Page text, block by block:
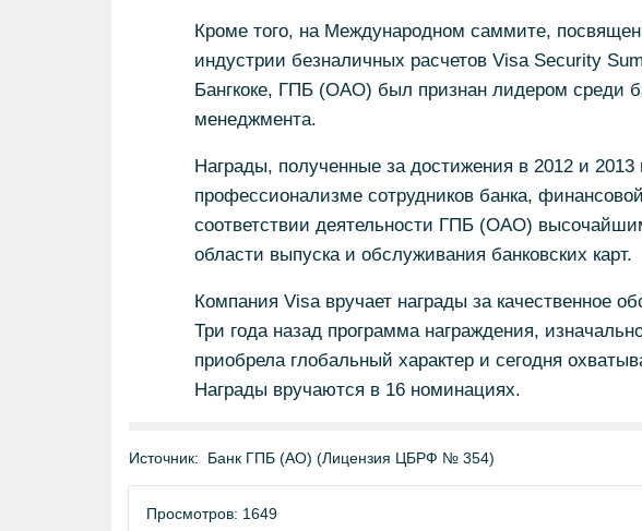
Кроме того, на Международном саммите,
индустрии безналичных расчетов Visa Security
Бангкоке, ГПБ (ОАО) был признан лидером среди
менеджмента.
Награды, полученные за достижения в 2012 и 2013
профессионализме сотрудников банка,
соответствии деятельности ГПБ (ОАО)
области выпуска и обслуживания банковских карт.
Компания Visa вручает награды за качественное
Три года назад программа награждения,
приобрела глобальный характер и сегодня
Награды вручаются в 16 номинациях.
Источник: Банк ГПБ (АО) (Лицензия ЦБРФ № 354)
Просмотров: 1649